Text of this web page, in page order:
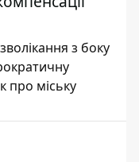
з боку
про міську